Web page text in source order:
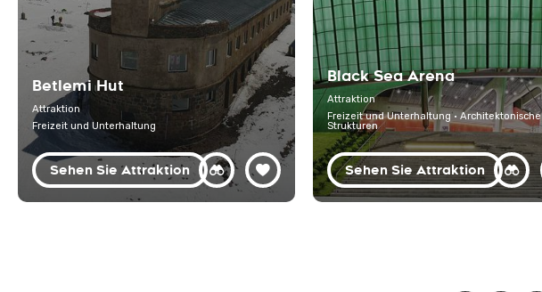
Betlemi Hut
Attraktion
Freizeit und Unterhaltung
Sehen Sie Attraktion
Black Sea Arena
Attraktion
Freizeit und Unterhaltung · Architektonische
Strukturen
Sehen Sie Attraktion